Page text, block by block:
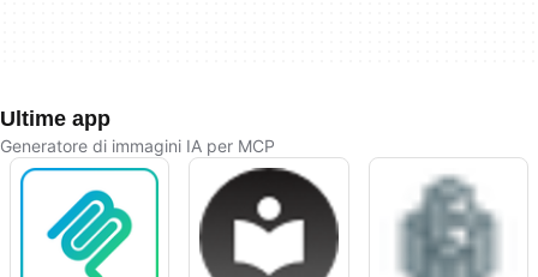
Ultime app
Generatore di immagini IA per MCP